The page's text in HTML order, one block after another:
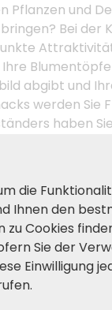
Pflanzen und
Bei der
abgibt und
werden Sie
haben
Wohnzimmer
mit
und
die
Ihnen den
Cookies
Sie der
Einwilligung